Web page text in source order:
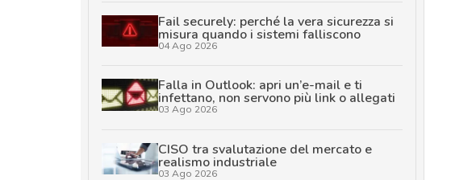
Fail securely: perché la vera sicurezza si
misura quando i sistemi falliscono
04 Ago 2026
Falla in Outlook: apri un’e-mail e ti
infettano, non servono più link o allegati
03 Ago 2026
CISO tra svalutazione del mercato e
realismo industriale
03 Ago 2026